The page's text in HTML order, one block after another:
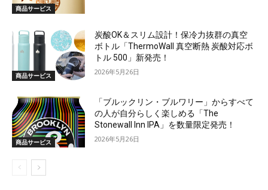
商品サービス
商品サービス
炭酸OK＆スリム設計！保冷力抜群の真空
ボトル「ThermoWall 真空断熱 炭酸対応ボ
トル 500」新発売！
2026年5月26日
商品サービス
「ブルックリン・ブルワリー」からすべて
の人が自分らしく楽しめる「The
Stonewall Inn IPA」を数量限定発売！
2026年5月26日